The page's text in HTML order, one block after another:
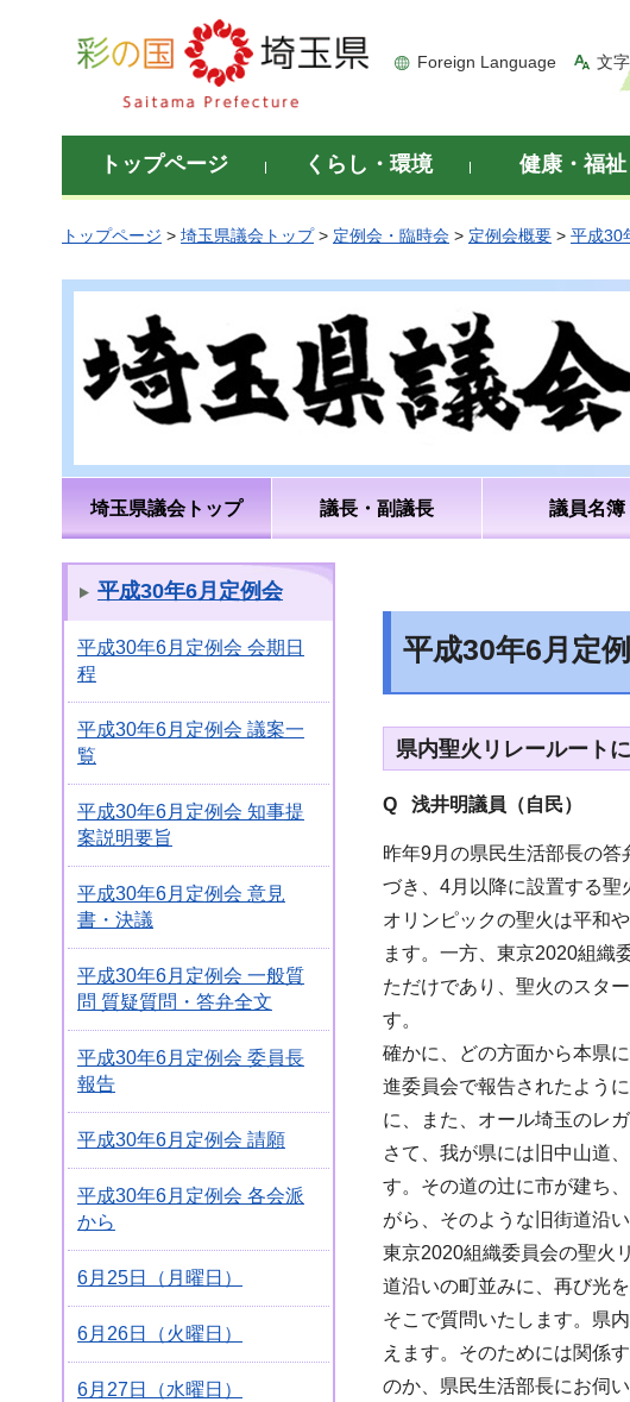
彩の国 埼玉県
Foreign Language 文
トップページ くらし・環境 健康・福祉
トップページ > 埼玉県議会トップ> 定例会・臨時会 > 定例会概要 > 平成30
埼玉県議会トップ 議長・副議長 議員名簿
平成30年6月定例会
平成30年6月定例会 会期日
程
平成30年6月定例会 議案一
覧
平成30年6月定例会 知事提
案説明要旨
平成30年6月定例会 意見
書・決議
平成30年6月定例会 一般質
問 質疑質問・答弁全文
平成30年6月定例会 委員長
報告
平成30年6月定例会 請願
平成30年6月定例会 各会派
から
6月25日（月曜日）
6月26日（火曜日）
6月27日（水曜日）
平成30年6月定
県内聖火リレールート
Q 浅井明議員（自民）
昨年9月の県民生活部長の
づき、4月以降に設置する聖
オリンピックの聖火は平和
ます。一方、東京2020組織
ただけであり、聖火のスタ
す。
確かに、どの方面から本県
進委員会で報告されたよう
に、また、オール埼玉のレ
さて、我が県には旧中山道
す。その道の辻に市が建ち
がら、そのような旧街道沿
東京2020組織委員会の聖火
道沿いの町並みに、再び光
そこで質問いたします。県
えます。そのためには関係
のか、県民生活部長にお伺い